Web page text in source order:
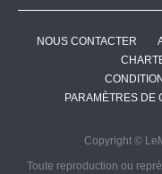
NOUS CONTACTER
PARAMÈTRES DE
Copyright ©
Toute reproduction ou